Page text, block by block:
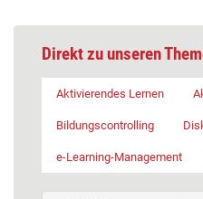
Direkt zu unseren
Aktivierendes Lernen
Bildungscontrolling
e-Learning-Management